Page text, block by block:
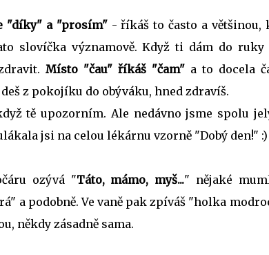
"díky" a "prosím"- říkáš to často a většinou,
slovíčka významově. Když ti dám do
Místo "čau" říkáš "čam"a to docela
z pokojíku do obýváku, hned zdravíš.
tě upozorním. Ale nedávno jsme spolu
jsi na celou lékárnu vzorně "Dobý den!" :)
ozývá "Táto, mámo, myš..." nějaké
a podobně. Ve vaně pak zpíváš "holka
někdy zásadně sama.